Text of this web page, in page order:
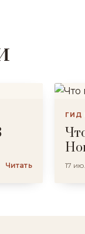
Читать
ГИД
17